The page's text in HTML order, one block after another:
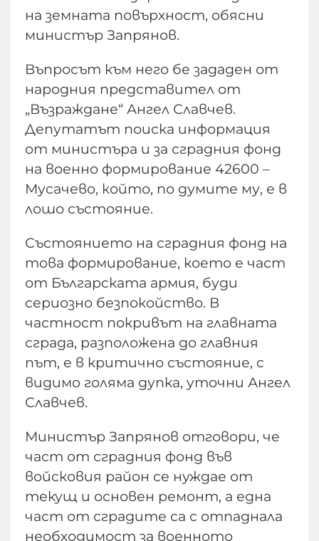
на земната повърхност, обясни
министър Запрянов.
Въпросът към него бе зададен от
народния представител от
„Възраждане“ Ангел Славчев.
Депутатът поиска информация
от министъра и за сградния фонд
на военно формирование 42600 –
Мусачево, който, по думите му, е в
лошо състояние.
Състоянието на сградния фонд на
това формирование, което е част
от Българската армия, буди
сериозно безпокойство. В
частност покривът на главната
сграда, разположена до главния
път, е в критично състояние, с
видимо голяма дупка, уточни Ангел
Славчев.
Министър Запрянов отговори, че
част от сградния фонд във
войсковия район се нуждае от
текущ и основен ремонт, а една
част от сградите са с отпаднала
необходимост за военното